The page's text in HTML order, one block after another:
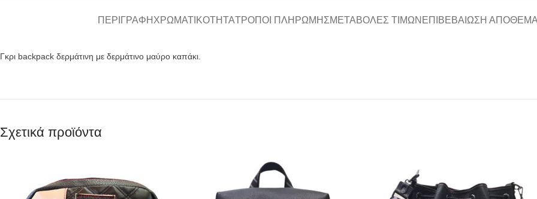
ΠΕΡΙΓΡΑΦΉ ΧΡΩΜΑΤΙΚΌΤΗΤΑΤΡΌΠΟΙ ΠΛΗΡΩΜΉΣΜΕΤΑΒΟΛΈΣ ΤΙΜΏΝ ΕΠΙΒΕΒΑΊΩΣΗ
Γκρι backpack δερμάτινη με δερμάτινο μαύρο καπάκι.
Σχετικά προϊόντα